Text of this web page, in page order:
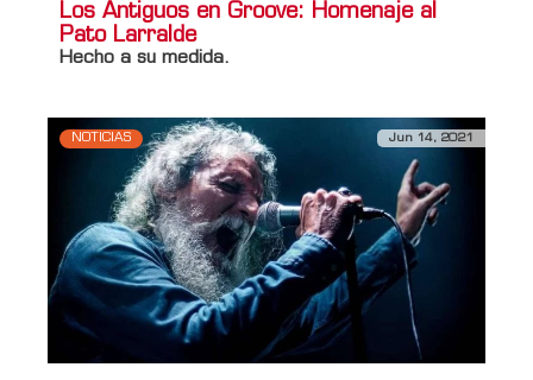
Los Antiguos en Groove: Homenaje al
Pato Larralde
Hecho a su medida.
NOTICIAS Jun 14, 2021